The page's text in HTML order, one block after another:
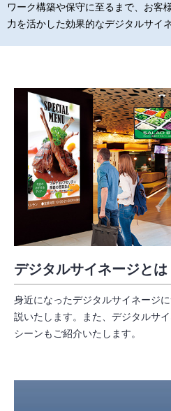
ワーク構築や保守に至るまで、お客
力を活かした効果的なデジタルサイ
デジタルサイネージとは
身近になったデジタルサイネージ
説いたします。また、デジタルサ
シーンもご紹介いたします。